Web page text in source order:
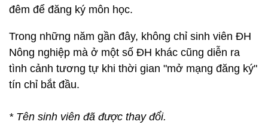
đêm để đăng ký môn học.
Trong những năm gần đây, không chỉ sinh viên ĐH
Nông nghiệp mà ở một số ĐH khác cũng diễn ra
tình cảnh tương tự khi thời gian "mở mạng đăng ký"
tín chỉ bắt đầu.
* Tên sinh viên đã được thay đổi.